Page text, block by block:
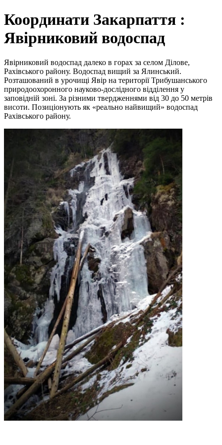
Координати Закарпаття :
Явірниковий водоспад
Явірниковий водоспад далеко в горах за селом Ділове,
Рахівського району. Водоспад вищий за Ялинський.
Розташований в урочищі Явір на території Трибушанського
природоохоронного науково-дослідного відділення у
заповідній зоні. За різними твердженнями від 30 до 50 метрів
висоти. Позиціонують як «реально найвищий» водоспад
Рахівського району.